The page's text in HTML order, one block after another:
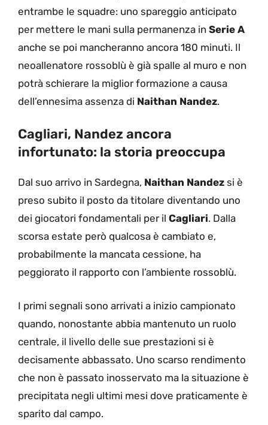
entrambe le squadre: uno spareggio anticipato
per mettere le mani sulla permanenza in Serie A
anche se poi mancheranno ancora 180 minuti. Il
neoallenatore rossoblù è già spalle al muro e non
potrà schierare la miglior formazione a causa
dell’ennesima assenza di Naithan Nandez.
Cagliari, Nandez ancora
infortunato: la storia preoccupa
Dal suo arrivo in Sardegna, Naithan Nandez si è
preso subito il posto da titolare diventando uno
dei giocatori fondamentali per il Cagliari. Dalla
scorsa estate però qualcosa è cambiato e,
probabilmente la mancata cessione, ha
peggiorato il rapporto con l’ambiente rossoblù.
I primi segnali sono arrivati a inizio campionato
quando, nonostante abbia mantenuto un ruolo
centrale, il livello delle sue prestazioni si è
decisamente abbassato. Uno scarso rendimento
che non è passato inosservato ma la situazione è
precipitata negli ultimi mesi dove praticamente è
sparito dal campo.